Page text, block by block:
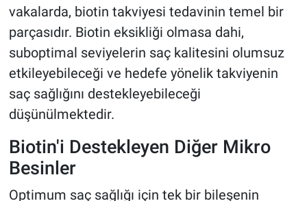
vakalarda, biotin takviyesi tedavinin temel bir
parçasıdır. Biotin eksikliği olmasa dahi,
suboptimal seviyelerin saç kalitesini olumsuz
etkileyebileceği ve hedefe yönelik takviyenin
saç sağlığını destekleyebileceği
düşünülmektedir.
Biotin'i Destekleyen Diğer Mikro
Besinler
Optimum saç sağlığı için tek bir bileşenin